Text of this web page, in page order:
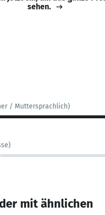
sehen.
/ Muttersprachlich)
mit ähnlichen